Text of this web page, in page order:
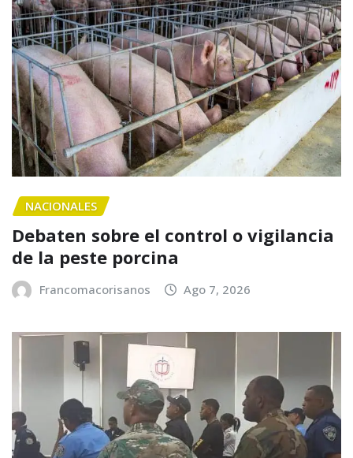
NACIONALES
Debaten sobre el control o vigilancia
de la peste porcina
Francomacorisanos Ago 7, 2026